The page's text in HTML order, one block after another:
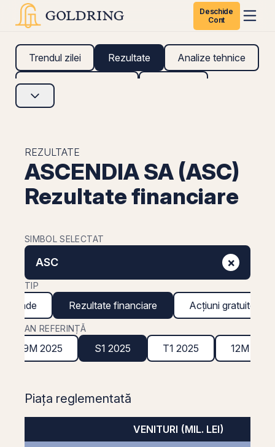
Deschide
Cont
Trendul zilei Rezultate Analize tehnice
Analize fundamentale
REZULTATE
ASCENDIA SA (ASC)
Rezultate financiare
SIMBOL SELECTAT
ASC ×
TIP
Rezultate financiare Acțiuni gratuite
AN REFERINȚĂ
9M 2025 S1 2025 T1 2025 12M 2024
Piața reglementată
VENITURI (MIL. LEI)